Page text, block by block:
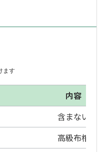
ます
内容
含まない
高級布棺